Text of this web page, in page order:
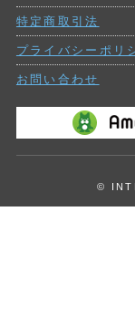
特定商取引法
プライバシーポリ
お問い合わせ
©